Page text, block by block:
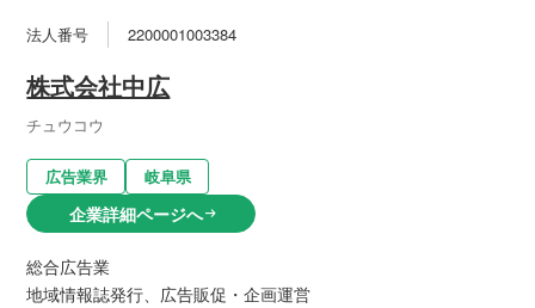
法人番号 2200001003384
株式会社中広
チュウコウ
広告業界 岐阜県
企業詳細ページへarrow_right_alt
総合広告業
地域情報誌発行、広告販促・企画運営